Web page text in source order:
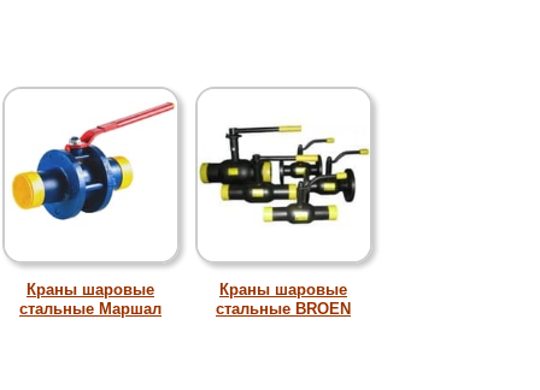
Краны шаровые
стальные Маршал
Краны шаровые
стальные BROEN